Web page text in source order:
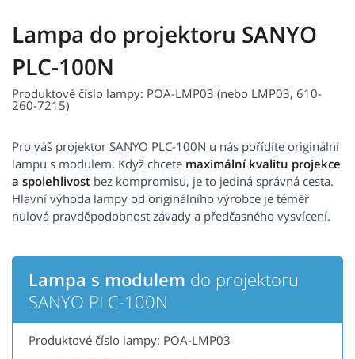
Lampa do projektoru SANYO
PLC-100N
Produktové číslo lampy: POA-LMP03 (nebo LMP03, 610-
260-7215)
Pro váš projektor SANYO PLC-100N u nás pořídíte originální
lampu s modulem. Když chcete maximální kvalitu projekce
a spolehlivost bez kompromisu, je to jediná správná cesta.
Hlavní výhoda lampy od originálního výrobce je téměř
nulová pravděpodobnost závady a předčasného vysvícení.
Lampa s modulem do projektoru
SANYO PLC-100N
Produktové číslo lampy: POA-LMP03